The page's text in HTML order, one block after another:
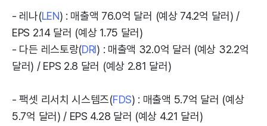
- 레나(LEN) : 매출액 76.0억 달러 (예상 74.2억 달러) /
EPS 2.14 달러 (예상 1.75 달러)
- 다든 레스토랑(DRI) : 매출액 32.0억 달러 (예상 32.2억
달러) / EPS 2.8 달러 (예상 2.81 달러)
- 팩셋 리서치 시스템즈(FDS) : 매출액 5.7억 달러 (예상
5.7억 달러) / EPS 4.28 달러 (예상 4.21 달러)